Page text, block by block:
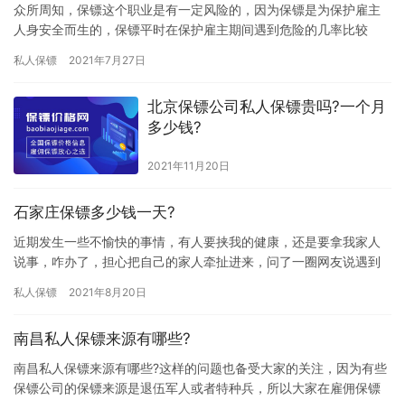
众所周知，保镖这个职业是有一定风险的，因为保镖是为保护雇主
人身安全而生的，保镖平时在保护雇主期间遇到危险的几率比较
上海…
私人保镖 2021年7月27日
北京保镖公司私人保镖贵吗?一个月
多少钱?
2021年11月20日
石家庄保镖多少钱一天?
近期发生一些不愉快的事情，有人要挟我的健康，还是要拿我家人
说事，咋办了，担心把自己的家人牵扯进来，问了一圈网友说遇到
佣保镖…
私人保镖 2021年8月20日
南昌私人保镖来源有哪些?
南昌私人保镖来源有哪些?这样的问题也备受大家的关注，因为有些
保镖公司的保镖来源是退伍军人或者特种兵，所以大家在雇佣保镖